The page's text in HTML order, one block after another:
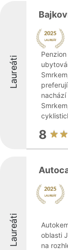
Laureáti
8
Laureáti
oblasti
na